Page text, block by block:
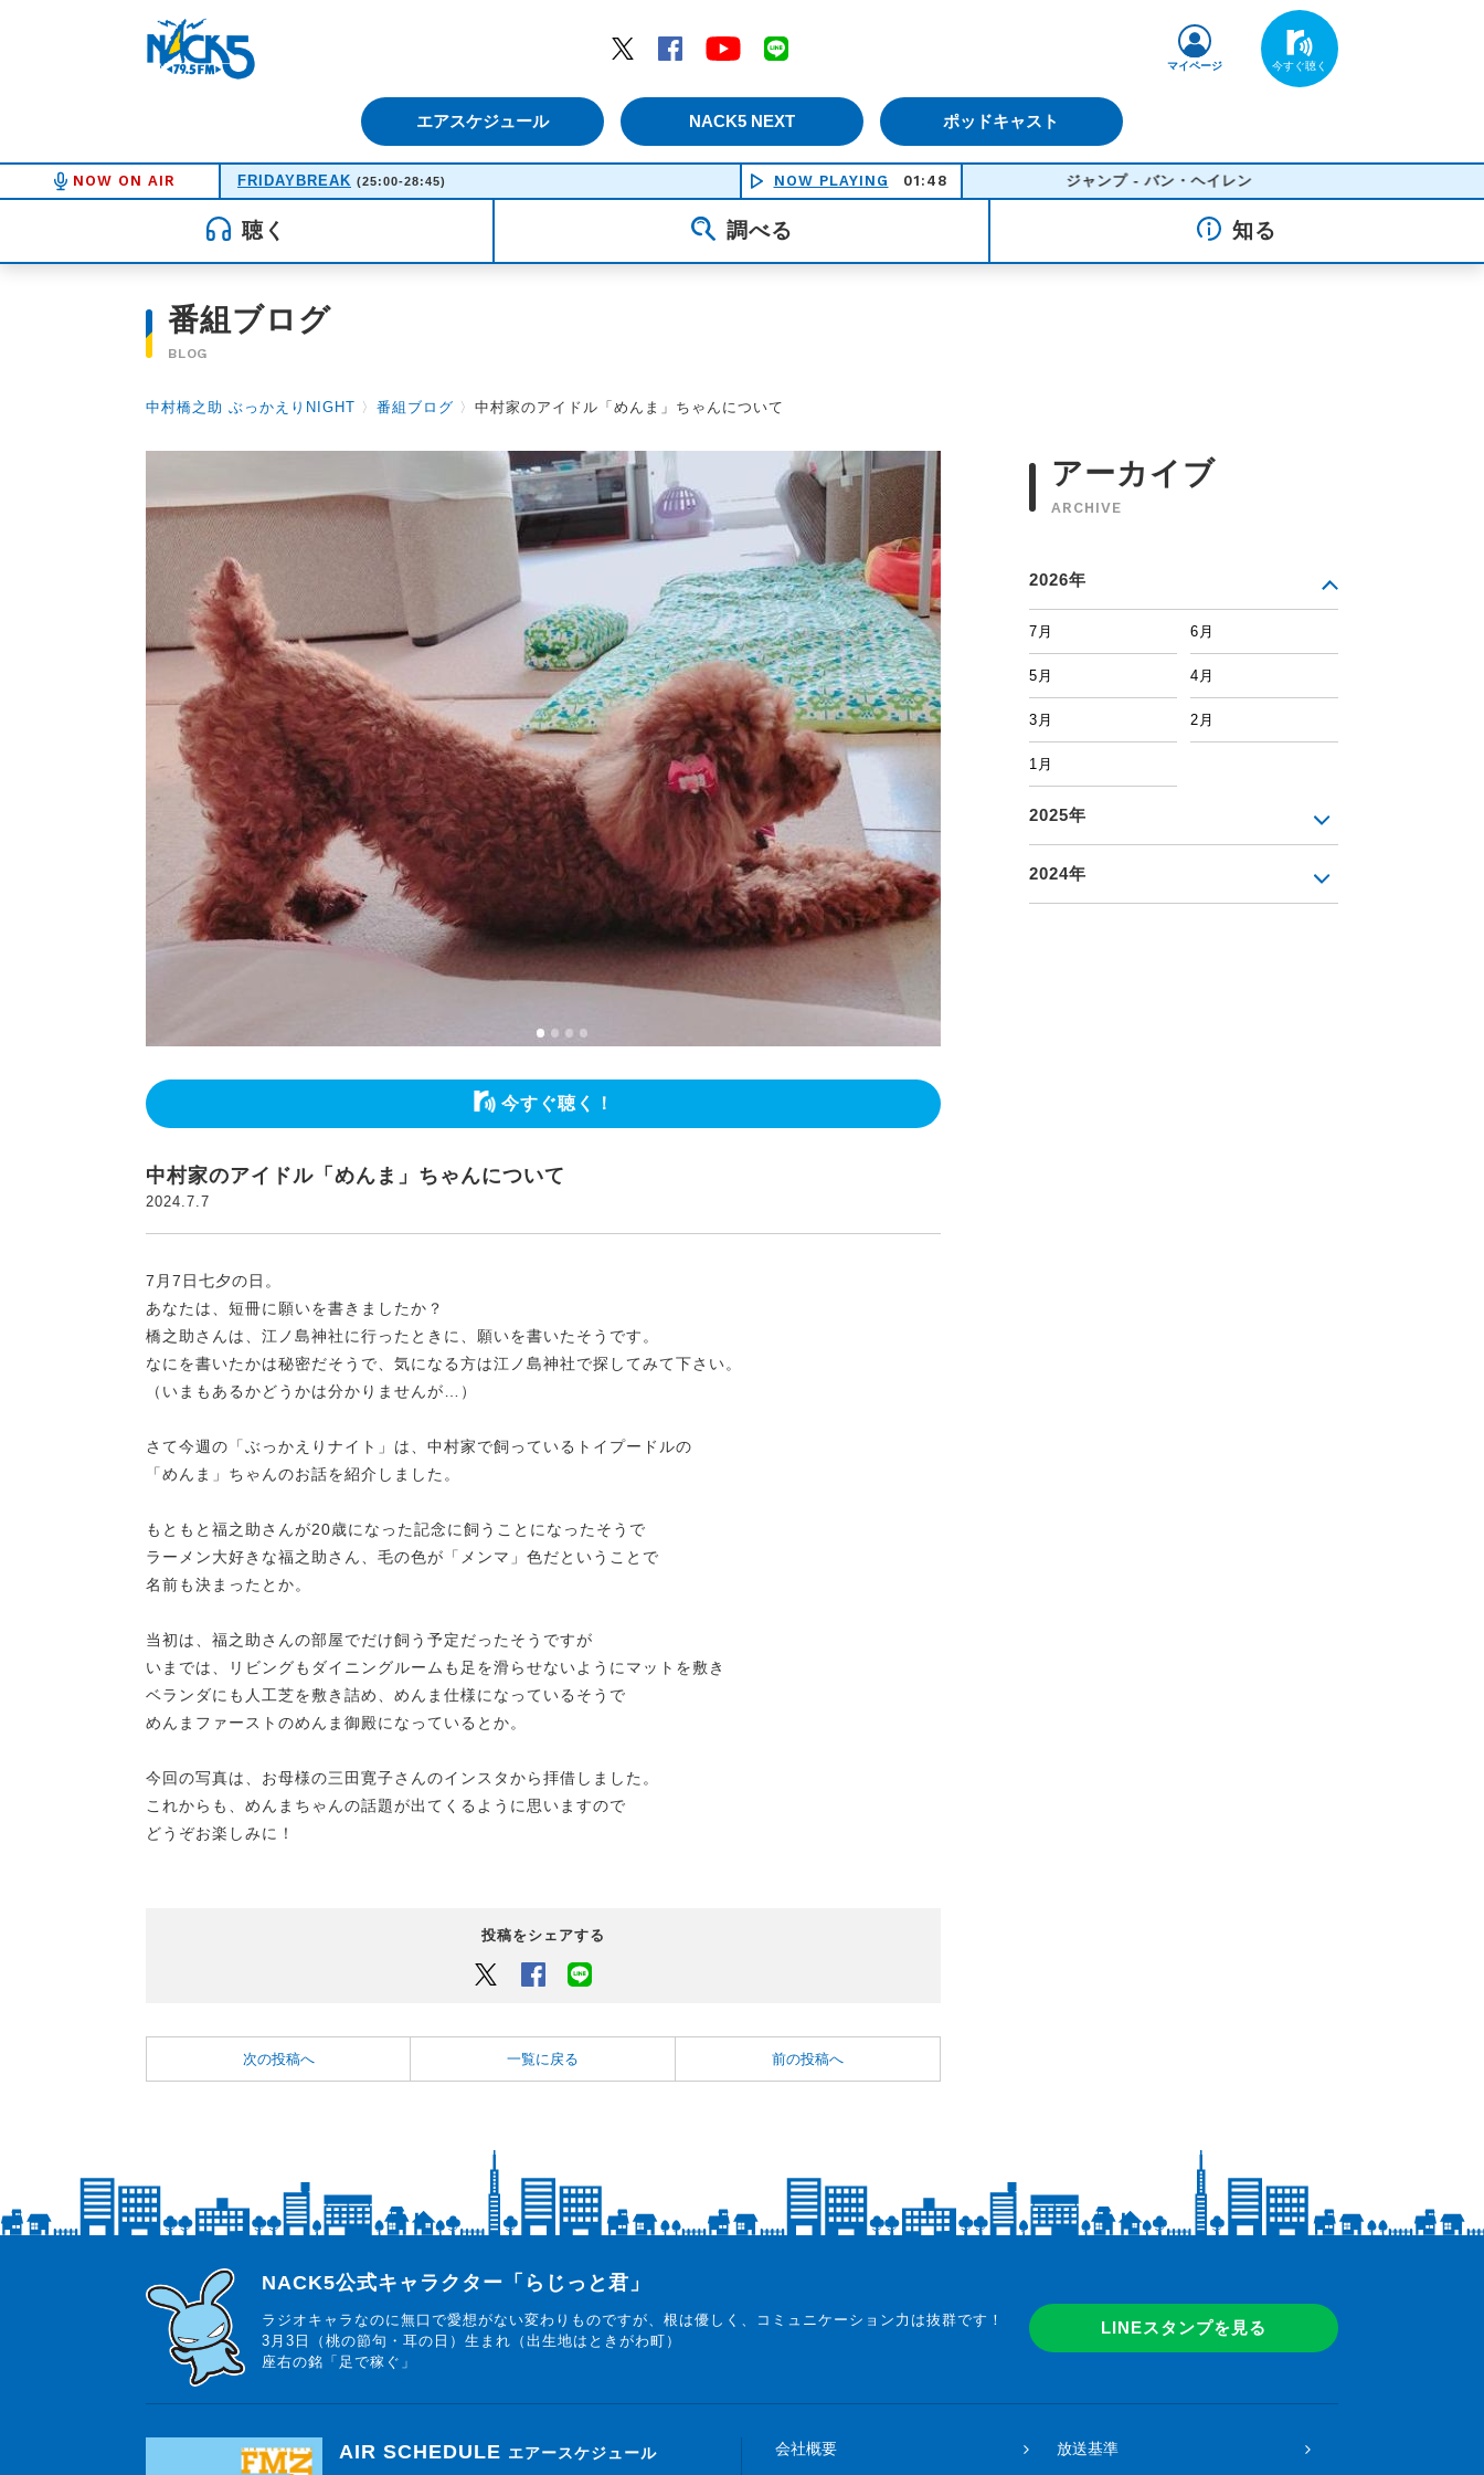
Twitter
Facebook YouTube
エアスケジュール NACK5 NEXT ポッドキャスト
マイページ
NOW ON AIR FRIDAYBREAK (25:00-28:45) NOW PLAYING 01:48 ジャンプ - バン・ヘイレン
聴く 調べる 知る
番組ブログ
BLOG
中村橋之助 ぶっかえりNIGHT 〉 番組ブログ 〉 中村家のアイドル「めんま」ちゃんについて
今すぐ聴く！
中村家のアイドル「めんま」ちゃんについて
2024.7.7
7月7日七夕の日。
あなたは、短冊に願いを書きましたか？
橋之助さんは、江ノ島神社に行ったときに、願いを書いたそうです。
なにを書いたかは秘密だそうで、気になる方は江ノ島神社で探してみて下さい。
（いまもあるかどうかは分かりませんが…）
さて今週の「ぶっかえりナイト」は、中村家で飼っているトイプードルの
「めんま」ちゃんのお話を紹介しました。
もともと福之助さんが20歳になった記念に飼うことになったそうで
ラーメン大好きな福之助さん、毛の色が「メンマ」色だということで
名前も決まったとか。
当初は、福之助さんの部屋でだけ飼う予定だったそうですが
いまでは、リビングもダイニングルームも足を滑らせないようにマットを敷き
ベランダにも人工芝を敷き詰め、めんま仕様になっているそうで
めんまファーストのめんま御殿になっているとか。
今回の写真は、お母様の三田寛子さんのインスタから拝借しました。
これからも、めんまちゃんの話題が出てくるように思いますので
どうぞお楽しみに！
投稿をシェアする
Twitter Facebook
次の投稿へ 一覧に戻る 前の投稿へ
アーカイブ
ARCHIVE
2026年
7月 6月
5月 4月
3月 2月
1月
2025年
2024年
らじっと君
NACK5公式キャラクター「らじっと君」
ラジオキャラなのに無口で愛想がない変わりものですが、根は優しく、コミュニケーション力は抜群です！
3月3日（桃の節句・耳の日）生まれ（出生地はときがわ町）
座右の銘「足で稼ぐ」
LINEスタンプを見る
AIR SCHEDULE エアースケジュール 会社概要
放送基準